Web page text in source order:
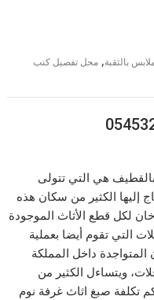
بالثقبة,محل تفصيل كنب
هي التي تتولى
إليها الكثير من سكان هذه
لكل قطع الأثاث الموجودة
التي تقوم أيضا بعملية
داخل المملكة
ويتساءل الكثير من
تكلفة صبغ اثاث غرفة نوم